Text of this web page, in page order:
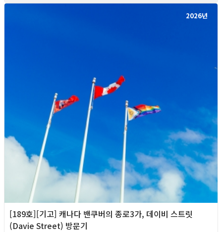
2026년
[189호][기고] 캐나다 밴쿠버의 종로3가, 데이비 스트릿
(Davie Street) 방문기